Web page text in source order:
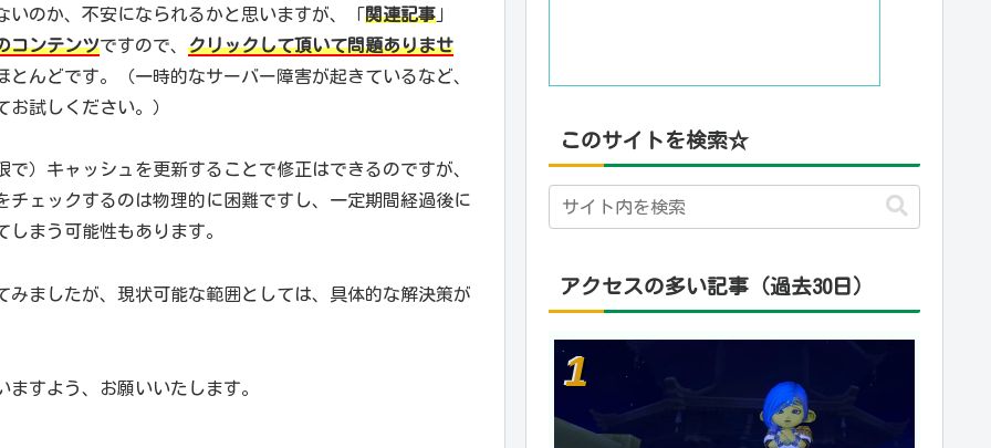
のか、不安になられるかと思いますが、「関連記事 」
コンテンツですので、 クリックして頂いて問題ありませ
んどです。（一時的なサーバー障害が起きているなど、
試しください。）
）キャッシュを更新することで修正はできるのですが、
ェックするのは物理的に困難ですし、一定期間経過後に
まう可能性もあります。
ましたが、現状可能な範囲としては、具体的な解決策が
すよう、お願いいたします。
このサイトを検索☆
アクセスの多い記事（過去30日）